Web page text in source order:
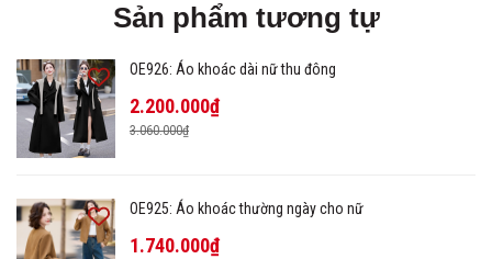
Sản phẩm tương tự
OE926: Áo khoác dài nữ thu đông
2.200.000₫
3.060.000₫
OE925: Áo khoác thường ngày cho nữ
1.740.000₫